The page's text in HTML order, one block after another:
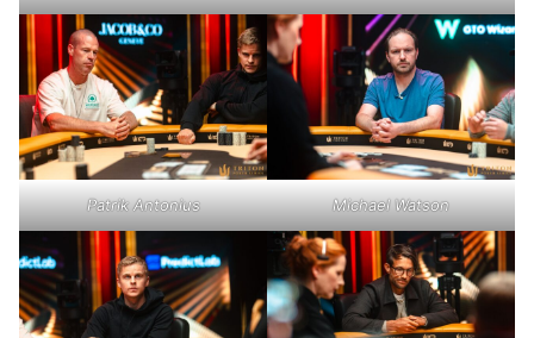
Patrik Antonius Michael Watson